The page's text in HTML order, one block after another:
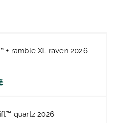
+ ramble XL raven 2026
quartz 2026